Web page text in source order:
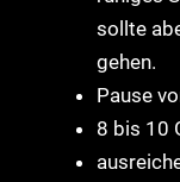
sollte
gehen.
Pause
8 bis 10